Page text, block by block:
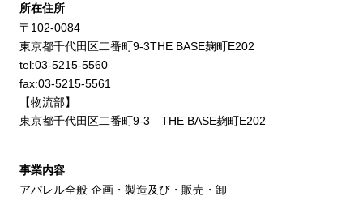
所在住所
〒102-0084
東京都千代田区二番町9-3THE BASE麹町E202
tel:03-5215-5560
fax:03-5215-5561
【物流部】
東京都千代田区二番町9-3 THE BASE麹町E202
事業内容
アパレル全般 企画・製造及び・販売・卸